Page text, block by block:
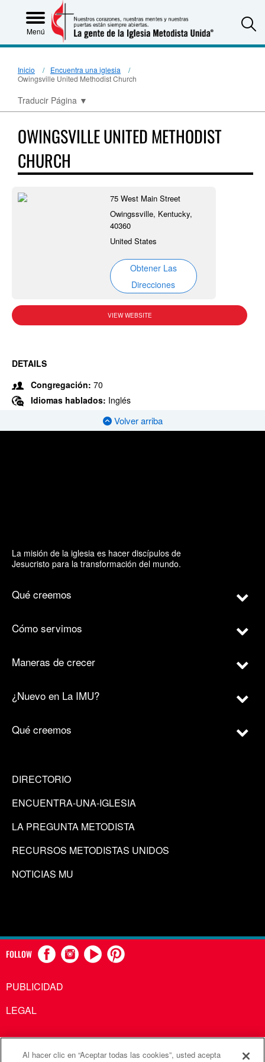
Menú
Inicio
Encuentra una iglesia
Owingsville United Methodist Church
Traducir Página ▼
OWINGSVILLE UNITED METHODIST
CHURCH
75 West Main Street
Owingssville, Kentucky,
40360
United States
Obtener Las
Direcciones
VIEW WEBSITE
DETAILS
Congregación: 70
Idiomas hablados: Inglés
Volver arriba
La misión de la iglesia es hacer discípulos de
Jesucristo para la transformación del mundo.
Qué creemos
Cómo servimos
Maneras de crecer
¿Nuevo en La IMU?
Qué creemos
DIRECTORIO
ENCUENTRA-UNA-IGLESIA
LA PREGUNTA METODISTA
RECURSOS METODISTAS UNIDOS
NOTICIAS MU
FOLLOW
PUBLICIDAD
LEGAL
Al hacer clic en “Aceptar todas las cookies”, usted acepta